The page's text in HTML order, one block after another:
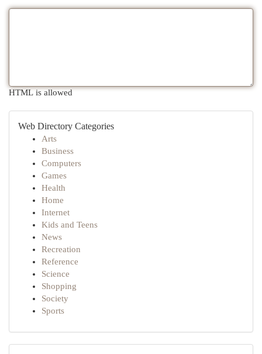
HTML is allowed
Web Directory Categories
Arts
Business
Computers
Games
Health
Home
Internet
Kids and Teens
News
Recreation
Reference
Science
Shopping
Society
Sports